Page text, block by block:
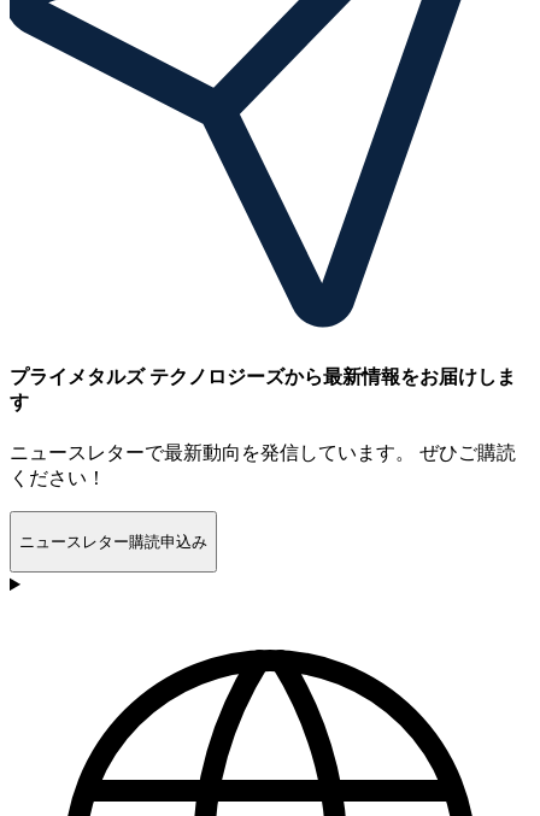
プライメタルズ テクノロジーズから最新情報をお届けしま
す
ニュースレターで最新動向を発信しています。 ぜひご購読
ください！
ニュースレター購読申込み